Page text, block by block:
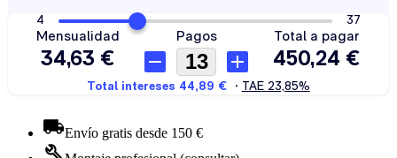
Envío gratis desde 150 €